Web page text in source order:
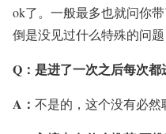
ok了。一般最多也就问你
倒是没见过什么特殊的问
Q： 是进了一次之后每次都
A： 不是的，这个没有必然